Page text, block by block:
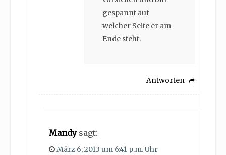
gespannt auf
welcher Seite er am
Ende steht.
Antworten
Mandy sagt:
März 6, 2013 um 6:41 p.m. Uhr